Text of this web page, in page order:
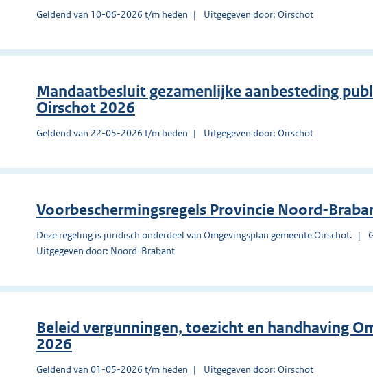
Geldend van 10-06-2026 t/m heden Uitgegeven door: Oirschot
Mandaatbesluit gezamenlijke aanbesteding
Oirschot 2026
Geldend van 22-05-2026 t/m heden Uitgegeven door: Oirschot
Voorbeschermingsregels Provincie Noord-
Deze regeling is juridisch onderdeel van Omgevingsplan gemeente Oirschot.
Uitgegeven door: Noord-Brabant
Beleid vergunningen, toezicht en handhaving
2026
Geldend van 01-05-2026 t/m heden Uitgegeven door: Oirschot